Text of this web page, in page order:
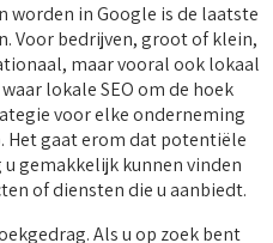
worden in Google is de laatste
Voor bedrijven, groot of klein,
maar vooral ook lokaal
lokale SEO om de hoek
voor elke onderneming
Het gaat erom dat potentiële
gemakkelijk kunnen vinden
of diensten die u aanbiedt.
Als u op zoek bent